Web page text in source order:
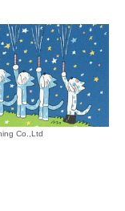
Co.,Ltd